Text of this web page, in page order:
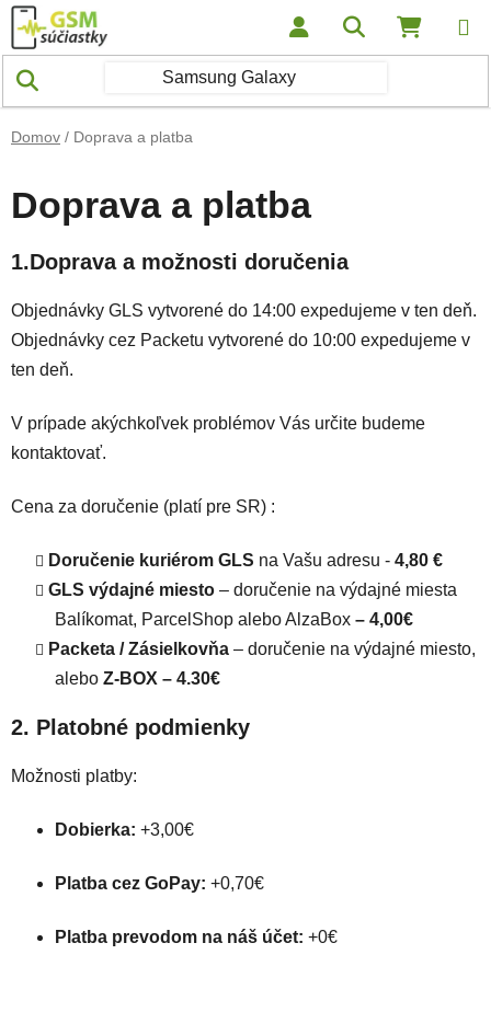
Prejsť na obsah Hľadať
Domov / Doprava a platba
Doprava a platba
1.Doprava a možnosti doručenia
Objednávky GLS vytvorené do 14:00 expedujeme v ten deň.
Objednávky cez Packetu vytvorené do 10:00 expedujeme v
ten deň.
V prípade akýchkoľvek problémov Vás určite budeme
kontaktovať.
Cena za doručenie (platí pre SR) :
Doručenie kuriérom GLS na Vašu adresu - 4,80 €
GLS výdajné miesto – doručenie na výdajné miesta
Balíkomat, ParcelShop alebo AlzaBox – 4,00€
Packeta / Zásielkovňa – doručenie na výdajné miesto,
alebo Z-BOX – 4.30€
2. Platobné podmienky
Možnosti platby:
Dobierka: +3,00€
Platba cez GoPay: +0,70€
Platba prevodom na náš účet: +0€